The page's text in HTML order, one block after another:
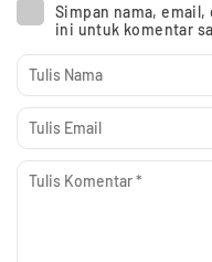
Simpan nama, email,
ini untuk komentar